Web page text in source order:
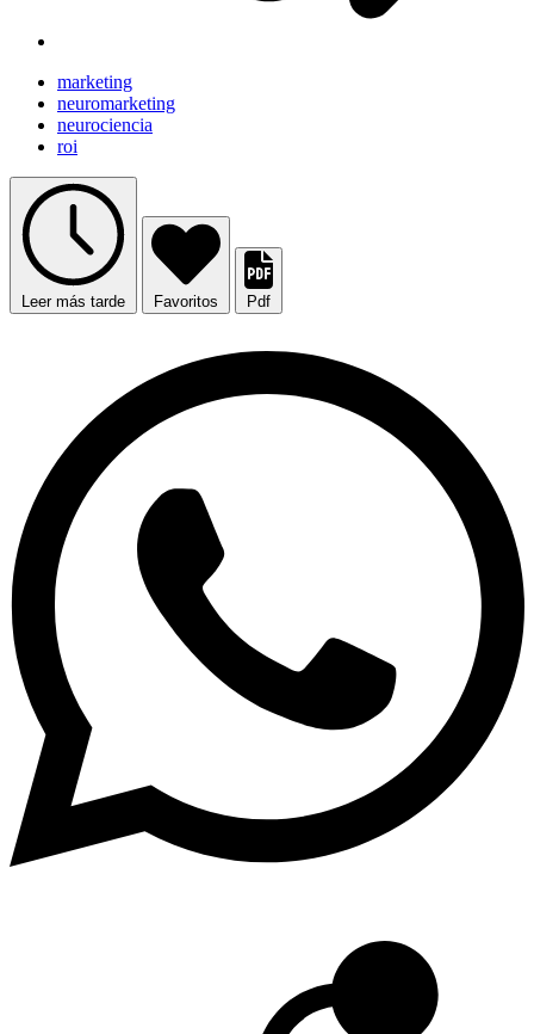
marketing
neuromarketing
neurociencia
roi
Leer más tarde Favoritos Pdf